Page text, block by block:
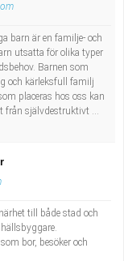
barn är en familje- och
utsatta för olika typer
Barnen som
och kärleksfull familj
placeras hos oss kan
från självdestruktivt ...
till både stad och
bor, besöker och